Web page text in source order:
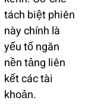
tách biệt phiên
này chính là
yếu tố ngăn
nền tảng liên
kết các tài
khoản.